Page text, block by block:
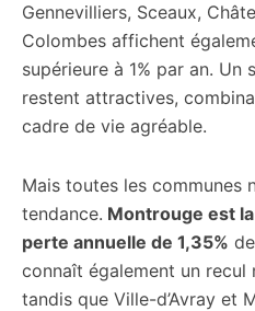
Gennevilliers, Sceaux,
Colombes affichent
supérieure à 1% par an. Un
restent attractives,
cadre de vie agréable.
Mais toutes les communes
tendance. Montrouge est
perte annuelle de 1,35%
connaît également un recul
tandis que Ville-d’Avray et